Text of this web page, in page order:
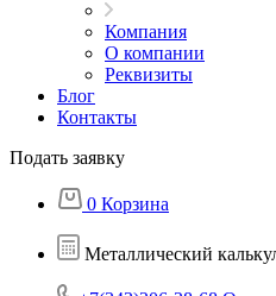
Компания
О компании
Реквизиты
Блог
Контакты
Подать заявку
0 Корзина
Металлический